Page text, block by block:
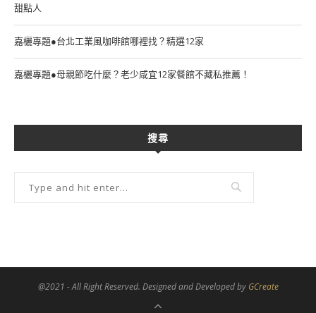
甜點人
嘉欐專題●台北工業風咖啡館哪裡找？精選12家
嘉欐專題●母親節吃什麼？老少咸宜12家餐館不藏私推薦！
搜尋
@2021 - All Right Reserved. Designed and Developed by GCreate